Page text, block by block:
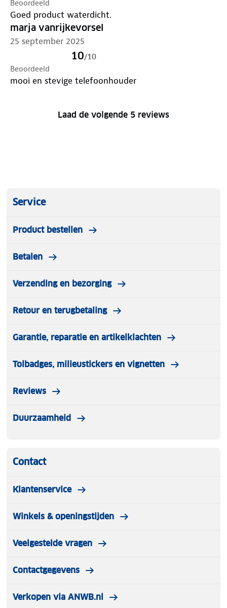
Beoordeeld
Goed product waterdicht.
marja vanrijkevorsel
25 september 2025
10/10
Beoordeeld
mooi en stevige telefoonhouder
Laad de volgende 5 reviews
Service
Product bestellen
Betalen
Verzending en bezorging
Retour en terugbetaling
Garantie, reparatie en artikelklachten
Tolbadges, milieustickers en vignetten
Reviews
Duurzaamheid
Contact
Klantenservice
Winkels & openingstijden
Veelgestelde vragen
Contactgegevens
Verkopen via ANWB.nl